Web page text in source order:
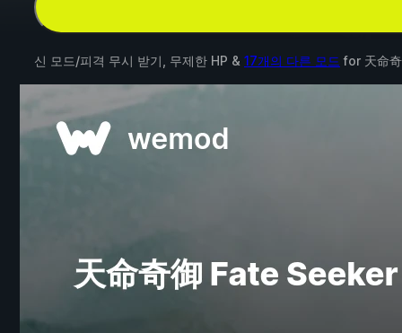
신 모드/피격 무시 받기, 무제한 HP & 17개의 다른 모드 for 天命